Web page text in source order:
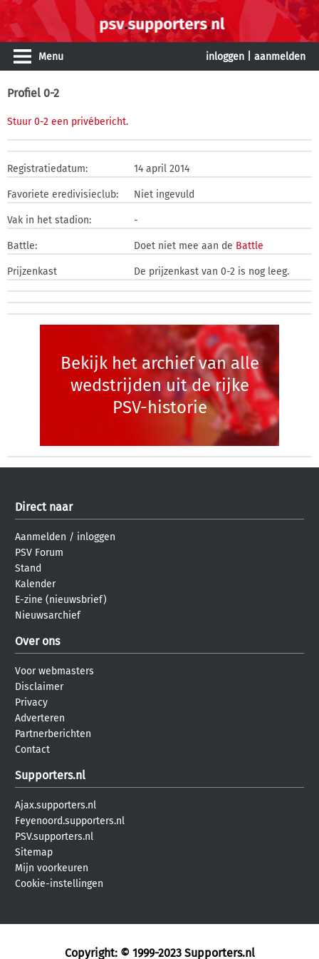
Menu inloggen aanmelden
Profiel 0-2
Stuur 0-2 een privébericht.
Registratiedatum: 14 april 2014
Favoriete eredivisieclub: Niet ingevuld
Vak in het stadion: -
Battle: Doet niet mee aan de Battle
Prijzenkast De prijzenkast van 0-2 is nog leeg.
Bekijk het archief van alle
wedstrijden uit de rijke
PSV-historie
Direct naar
Aanmelden / inloggen
PSV Forum
Stand
Kalender
E-zine (nieuwsbrief)
Nieuwsarchief
Over ons
Voor webmasters
Disclaimer
Privacy
Adverteren
Partnerberichten
Contact
Supporters.nl
Ajax.supporters.nl
Feyenoord.supporters.nl
PSV.supporters.nl
Sitemap
Mijn voorkeuren
Cookie-instellingen
Copyright: © 1999-2023 Supporters.nl